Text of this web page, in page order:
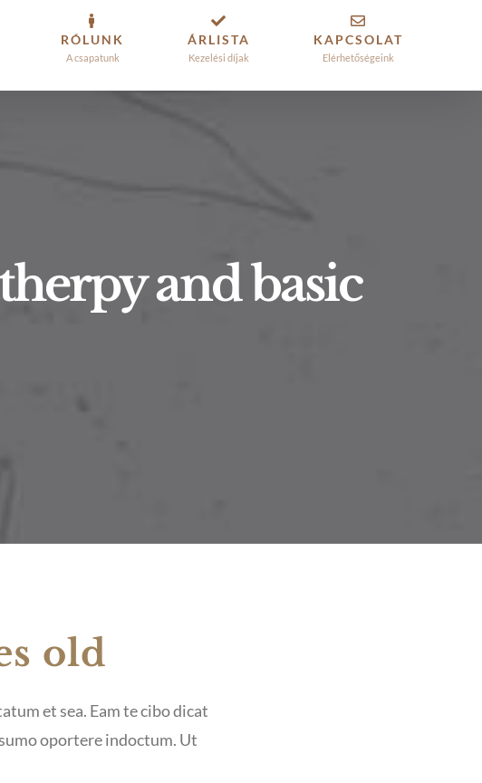
RÓLUNK
A csapatunk
ÁRLISTA
Kezelési díjak
KAPCSOLAT
Elérhetőségeink
and basic
old
et sea. Eam te cibo dicat
oportere indoctum. Ut